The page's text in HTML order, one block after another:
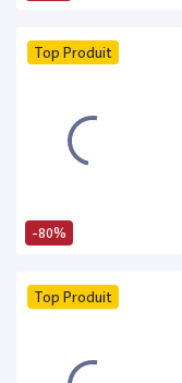
-80%
Top Produit
Top Produit